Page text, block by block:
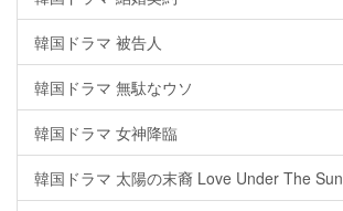
韓国ドラマ 被告人
韓国ドラマ 無駄なウソ
韓国ドラマ 女神降臨
韓国ドラマ 太陽の末裔 Love Under The Sun